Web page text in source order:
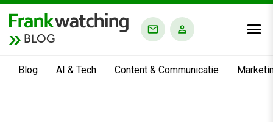
BLOG
Blog AI & Tech Content & Communicatie